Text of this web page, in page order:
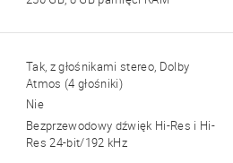
Tak, z głośnikami stereo, Dolby
Atmos (4 głośniki)
Nie
Bezprzewodowy dźwięk Hi-Res i Hi-
Res 24-bit/192 kHz